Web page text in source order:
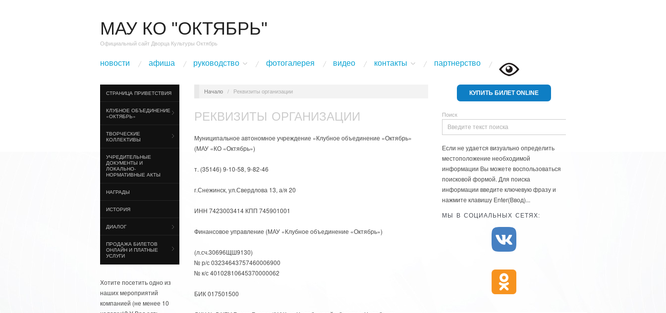
МАУ КО "ОКТЯБРЬ"
Официальный сайт Дворца Культуры Октябрь
новости афиша руководство фотогалерея видео контакты партнерство
СТРАНИЦА ПРИВЕТСТВИЯ
КЛУБНОЕ ОБЪЕДИНЕНИЕ
«ОКТЯБРЬ»
ТВОРЧЕСКИЕ
КОЛЛЕКТИВЫ
УЧРЕДИТЕЛЬНЫЕ
ДОКУМЕНТЫ И
ЛОКАЛЬНО-
НОРМАТИВНЫЕ АКТЫ
НАГРАДЫ
ИСТОРИЯ
ДИАЛОГ
ПРОДАЖА БИЛЕТОВ
ОНЛАЙН И ПЛАТНЫЕ
УСЛУГИ
Хотите посетить одно из
наших мероприятий
компанией (не менее 10
Начало / Реквизиты организации
РЕКВИЗИТЫ ОРГАНИЗАЦИИ
Муниципальное автономное учреждение «Клубное объединение «Октябрь»
(МАУ «КО «Октябрь»)
т. (35146) 9-10-58, 9-82-46
г.Снежинск, ул.Свердлова 13, а/я 20
ИНН 7423003414 КПП 745901001
Финансовое управление (МАУ «Клубное объединение «Октябрь»)
(л.сч.30696ЩШ9130)
№ р/с 03234643757460006900
№ к/с 40102810645370000062
БИК 017501500
КУПИТЬ БИЛЕТ ONLINE
Поиск
Если не удается визуально определить
местоположение необходимой
информации Вы можете воспользоваться
поисковой формой. Для поиска
информации введите ключевую фразу и
нажмите клавишу Enter(Ввод)...
МЫ В СОЦИАЛЬНЫХ СЕТЯХ: